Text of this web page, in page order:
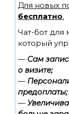
Для новых
бесплатно.
Чат-бот для
который
— Сам
о визите;
—
предоплаты;
—